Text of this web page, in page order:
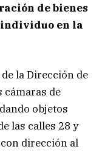
de bienes
en la
la Dirección de
cámaras de
objetos
las calles 28 y
dirección al